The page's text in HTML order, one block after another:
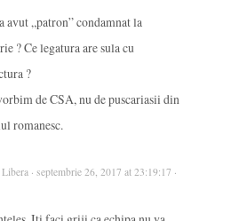
avut „patron” condamnat la
? Ce legatura are sula cu
?
de CSA, nu de puscariasii din
romanesc.
Libera · septembrie 26, 2017 at 23:19:17 ·